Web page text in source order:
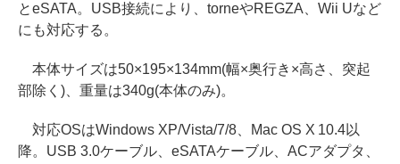
とeSATA。USB接続により、torneやREGZA、Wii Uなど
にも対応する。
本体サイズは50×195×134mm(幅×奥行き×高さ、突起
部除く)、重量は340g(本体のみ)。
対応OSはWindows XP/Vista/7/8、Mac OS X 10.4以
降。USB 3.0ケーブル、eSATAケーブル、ACアダプタ、